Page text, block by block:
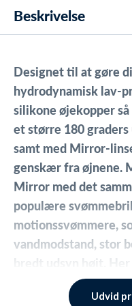
Beskrivelse
Designet til at gøre
hydrodynamisk lav-
silikone øjekopper
et større 180
samt med Mirror-
genskær fra øjnene.
Mirror med det
populære
motionssvømmere,
vandmodstand, stor
bredt udsyn højt. Her
Udvid